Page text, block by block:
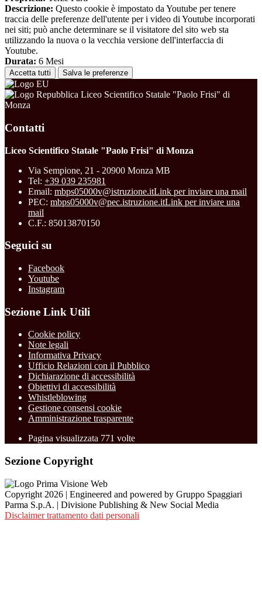
Descrizione: Questo cookie è impostato da Youtube per tenere
traccia delle preferenze dell'utente per i video di Youtube incorporati
nei siti; può anche determinare se il visitatore del sito web sta
utilizzando la nuova o la vecchia versione dell'interfaccia di
Youtube.
Durata: 6 Mesi
Accetta tutti Salva le preferenze
Liceo Scientifico Statale "Paolo Frisi" di
Monza
Contatti
Liceo Scientifico Statale "Paolo Frisi" di Monza
Via Sempione, 21 - 20900 Monza MB
Tel: +39 039 235981
Email: mbps05000v@istruzione.itLink per inviare una mail
PEC: mbps05000v@pec.istruzione.itLink per inviare una
mail
C.F.: 85013870150
Seguici su
Facebook
Youtube
Instagram
Sezione Link Utili
Cookie policy
Note legali
Informativa Privacy
Ufficio Relazioni con il Pubblico
Dichiarazione di accessibilità
Obiettivi di accessibilità
Whistleblowing
Gestione consensi cookie
Amministrazione trasparente
Pagina visualizzata 771 volte
Sezione Copyright
Copyright 2026 | Engineered and powered by Gruppo Spaggiari
Parma S.p.A. | Divisione Publishing & New Social Media
Disclaimer trattamento dati personali